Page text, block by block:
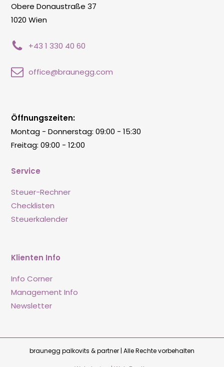
Obere Donaustraße 37
1020 Wien
+43 1 330 40 60
office@braunegg.com
Service
Steuer-Rechner
Checklisten
Steuerkalender
Klienten Info
Info Corner
Management Info
Newsletter
Öffnungszeiten:
Montag - Donnerstag: 09:00 - 15:30
Freitag: 09:00 - 12:00
braunegg palkovits & partner | Alle Rechte vorbehalten